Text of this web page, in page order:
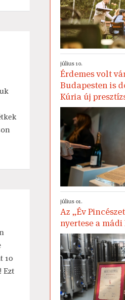
10
Ezt
július 10.
Érdemes volt
Budapesten is
Kúria új
július 01.
Az „Év
nyertese a mádi